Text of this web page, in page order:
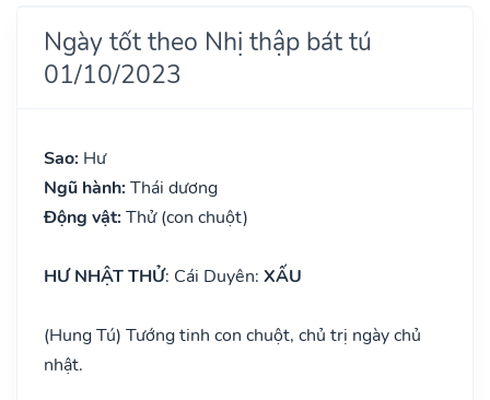
Ngày tốt theo Nhị thập bát tú
01/10/2023
Sao: Hư
Ngũ hành: Thái dương
Động vật: Thử (con chuột)
HƯ NHẬT THỬ: Cái Duyên: XẤU
(Hung Tú) Tướng tinh con chuột, chủ trị ngày chủ
nhật.